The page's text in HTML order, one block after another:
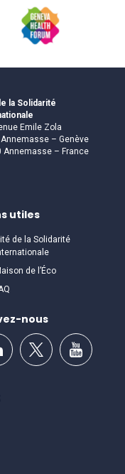
la Solidarité
Emile Zola
Annemasse – Genève
Annemasse – France
utiles
de la Solidarité
de l’Éco
nous